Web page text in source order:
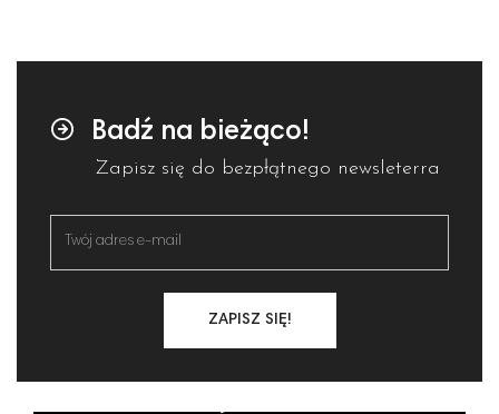
Badź na bieżąco!
Zapisz się do bezpłątnego newsleterra
ZAPISZ SIĘ!